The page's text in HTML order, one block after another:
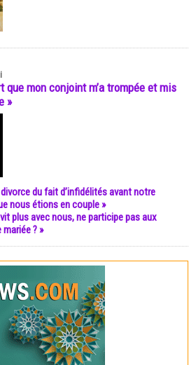
que mon conjoint m’a trompée et mis
»
divorce du fait d’infidélités avant notre
nous étions en couple »
plus avec nous, ne participe pas aux
? »